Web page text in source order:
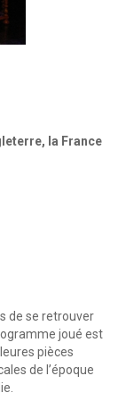
la France
de se retrouver
joué est
pièces
de l’époque